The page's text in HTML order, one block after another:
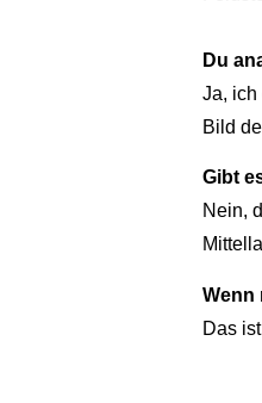
Du
Ja, ich
Bild
Gibt
Nein,
Wenn
Das